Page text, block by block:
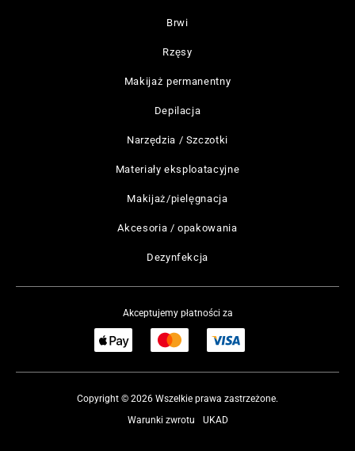
Brwi
Rzęsy
Makijaż permanentny
Depilacja
Narzędzia / Szczotki
Materiały eksploatacyjne
Makijaż/pielęgnacja
Akcesoria / opakowania
Dezynfekcja
Akceptujemy płatności za
Copyright © 2026 Wszelkie prawa zastrzeżone.
UKAD
Warunki zwrotu